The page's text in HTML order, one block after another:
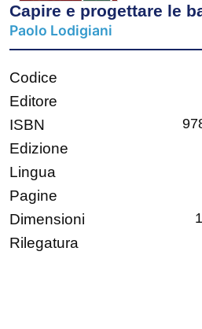
Capire e progettare le
Paolo Lodigiani
Codice
Editore
ISBN
Edizione
Lingua
Pagine
Dimensioni
Rilegatura